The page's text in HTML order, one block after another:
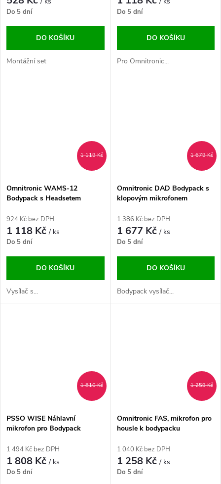
Do 5 dní
DO KOŠÍKU
Montážní set
Do 5 dní
DO KOŠÍKU
Pro Omnitronic...
1 119 Kč
Omnitronic WAMS-12
Bodypack s Headsetem
924 Kč bez DPH
1 118 Kč/ ks
Do 5 dní
DO KOŠÍKU
Vysílač s...
1 679 Kč
Omnitronic DAD Bodypack s
klopovým mikrofonem
1 386 Kč bez DPH
1 677 Kč/ ks
Do 5 dní
DO KOŠÍKU
Bodypack vysílač...
1 810 Kč
PSSO WISE Náhlavní
mikrofon pro Bodypack
1 494 Kč bez DPH
1 808 Kč/ ks
Do 5 dní
1 259 Kč
Omnitronic FAS, mikrofon pro
housle k bodypacku
1 040 Kč bez DPH
1 258 Kč/ ks
Do 5 dní